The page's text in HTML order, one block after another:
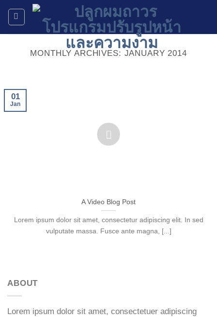
content
MONTHLY ARCHIVES: JANUARY 2014
A Video Blog Post
Lorem ipsum dolor sit amet, consectetur adipiscing elit. In sed
vulputate massa. Fusce ante magna, [...]
01
Jan
ABOUT
Lorem ipsum dolor sit amet, consectetuer adipiscing